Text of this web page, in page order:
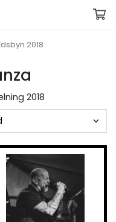
2018
2018